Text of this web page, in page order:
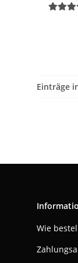
Einträge
Wie